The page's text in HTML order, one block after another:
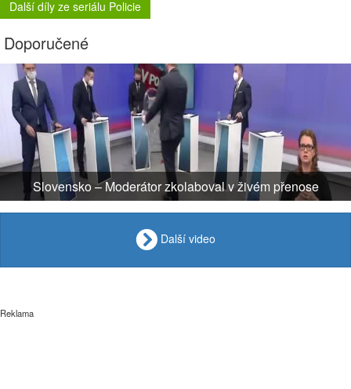
Další díly ze seriálu Policie
Doporučené
Slovensko – Moderátor zkolaboval v živém přenose
Další video
Reklama